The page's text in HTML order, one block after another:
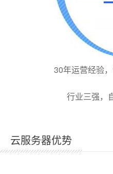
30年运营经验
行业三强，
云服务器优势